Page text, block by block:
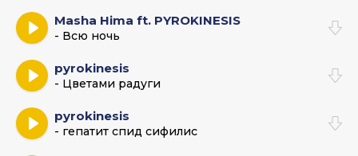
Masha Hima ft. PYROKINESIS
- Всю ночь
pyrokinesis
- Цветами радуги
pyrokinesis
- гепатит спид сифилис